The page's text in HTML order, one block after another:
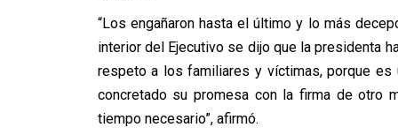
“Los engañaron hasta el último y lo más
interior del Ejecutivo se dijo que la presidenta
respeto a los familiares y víctimas, porque es
concretado su promesa con la firma de otro
tiempo necesario”, afirmó.